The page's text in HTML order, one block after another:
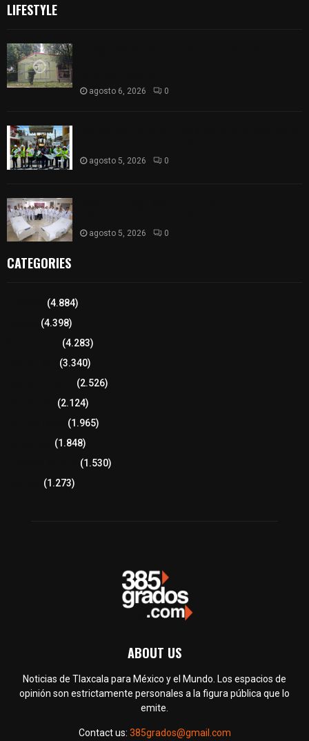
LIFESTYLE
agosto 6, 2026 0
agosto 5, 2026 0
agosto 5, 2026 0
CATEGORIES
(4.884)
(4.398)
(4.283)
(3.340)
(2.526)
(2.124)
(1.965)
(1.848)
(1.530)
(1.273)
ABOUT US
Noticias de Tlaxcala para México y el Mundo. Los espacios de
opinión son estrictamente personales a la figura pública que lo
emite.
Contact us: 385grados@gmail.com